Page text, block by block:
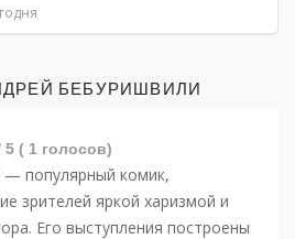
БЕБУРИШВИЛИ
5 ( 1 голосов)
популярный комик,
зрителей яркой харизмой и
Его выступления построены